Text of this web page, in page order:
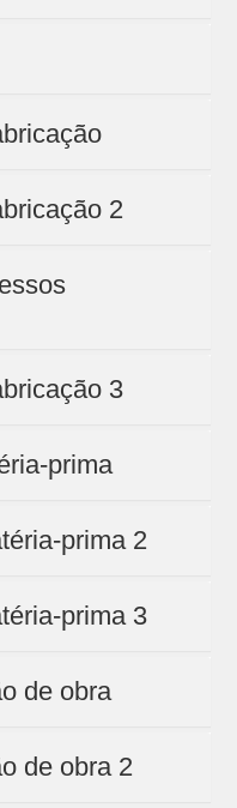
2
3
prima
prima 2
prima 3
de obra
de obra 2